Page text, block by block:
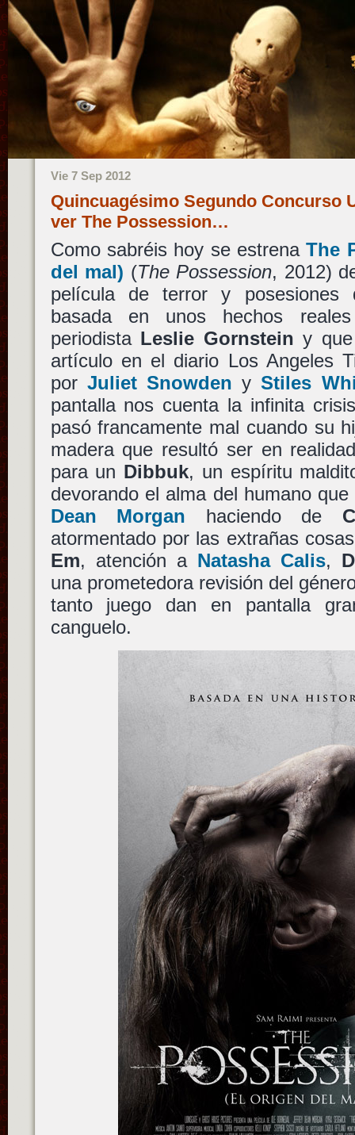
Vie 7 Sep 2012
Quincuagésimo Segundo Concurso
ver The Possession…
Como sabréis hoy se estrenaThe
del mal) (The Possession, 2012)
película de terror y posesiones
basada en unos hechos
periodista Leslie Gornstein y
artículo en el diario Los Angeles
por Juliet Snowden yStiles
pantalla nos cuenta la infinita
pasó francamente mal cuando su
madera que resultó ser en
para un Dibbuk, un espíritu
devorando el alma del humano
Dean Morgan haciendo de
atormentado por las extrañas
Em, atención a Natasha Calis,
una prometedora revisión del
tanto juego dan en pantalla
canguelo.